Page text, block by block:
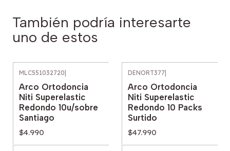
También podría interesarte
uno de estos
MLC551032720
Arco Ortodoncia
Niti Superelastic
Redondo 10u/sobre
Santiago
$4.990
DENORT377
Arco Ortodoncia
Niti Superelastic
Redondo 10 Packs
Surtido
$47.990